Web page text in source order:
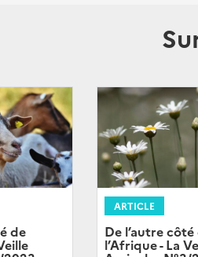
de
ARTICLE
De l’autre côté
l’Afrique - La